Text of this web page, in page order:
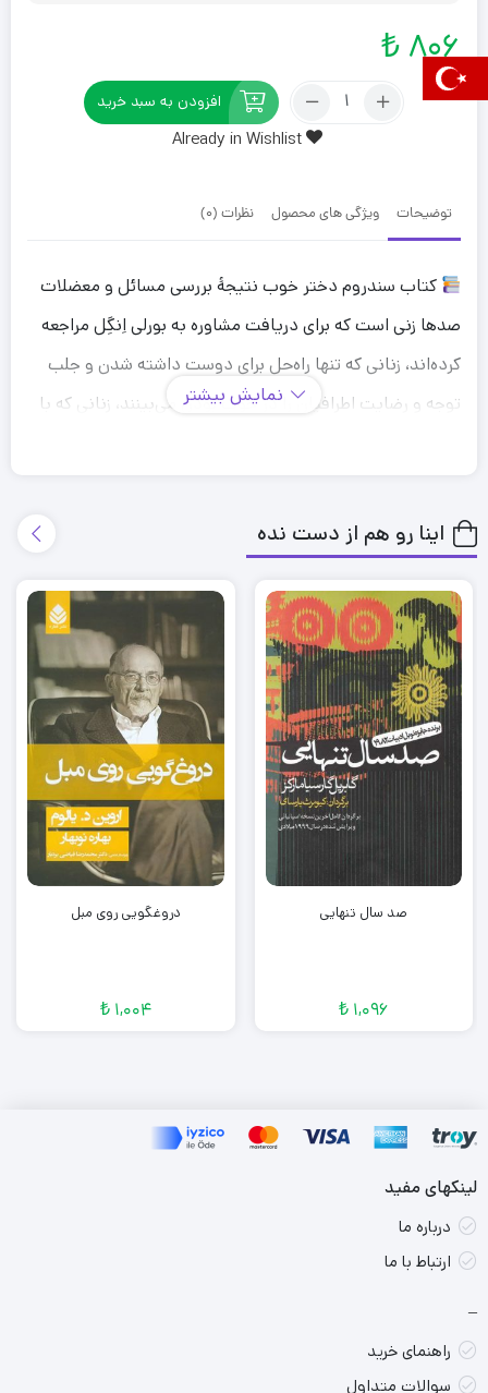
806
₺
تعداد:
افزودن به سبد خرید
Already in Wishlist
توضیحات ویژگی های محصول نظرات (0)
کتاب سندروم دختر خوب نتیجهٔ بررسی مسائل و معضلات
صدها زنی است که برای دریافت مشاوره به بورلی اِنگِل مراجعه
کرده‌اند، زنانی که تنها راه‌حل برای دوست داشته شدن و جلب
توجه و رضایت اطرافیان را در خوب بودن می‌بینند، زنانی که با
در برابر درخواست اطرافیان از وقت، انرژی و حریم خود دفاع
کنند.
✍
کتاب سندروم دختر خوب نوشتهٔ بورلی انگل با
ترجمهٔ الهام احمدزاده در نشر نون چاپ شده است. اِنگِل با
معرفی گونه‌های مختلف دختران خوب به شما کمک می‌کند
دریابید آیا از این سندروم رنج می‌برید یا نه و با ارائهٔ
توصیه‌های خردمندانه و تمرینات و نسخه‌های عملی، گام‌به‌گام،
به شما می‌آموزد خود واقعی‌تان را بپذیرید و قاطعانه به
دیگران نشان دهید کجا به حریم شما تجاوز و از شما
سوءاستفاده کرده‌اند.
نمایش بیشتر
اینا رو هم از دست نده
صد سال تنهایی
1,096
₺
دروغگویی روی مبل
1,004
₺
لینکهای مفید
درباره ما
ارتباط با ما
–
راهنمای خرید
سوالات متداول